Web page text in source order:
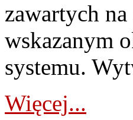
zawartych
wskazanym
systemu.
Więcej...